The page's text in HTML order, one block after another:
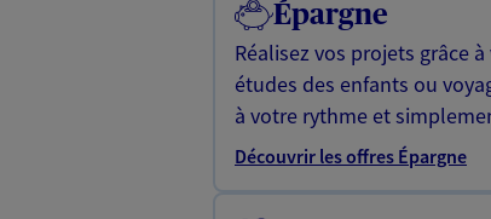
Épargne
Réalisez vos projets grâce
études des enfants ou
à votre rythme et
Découvrir les offres Épargne